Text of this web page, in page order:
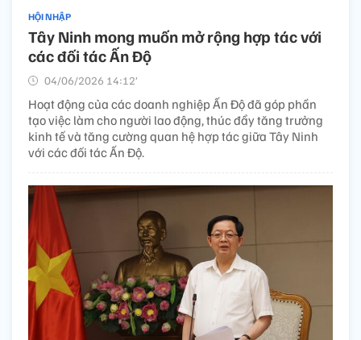
HỘI NHẬP
Tây Ninh mong muốn mở rộng hợp tác với
các đối tác Ấn Độ
04/06/2026 14:12’
Hoạt động của các doanh nghiệp Ấn Độ đã góp phần
tạo việc làm cho người lao động, thúc đẩy tăng trưởng
kinh tế và tăng cường quan hệ hợp tác giữa Tây Ninh
với các đối tác Ấn Độ.